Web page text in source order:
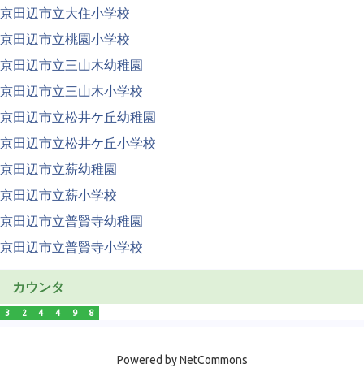
京田辺市立大住小学校
京田辺市立桃園小学校
京田辺市立三山木幼稚園
京田辺市立三山木小学校
京田辺市立松井ケ丘幼稚園
京田辺市立松井ケ丘小学校
京田辺市立薪幼稚園
京田辺市立薪小学校
京田辺市立普賢寺幼稚園
京田辺市立普賢寺小学校
カウンタ
3 2 4 4 9 8
Powered by NetCommons